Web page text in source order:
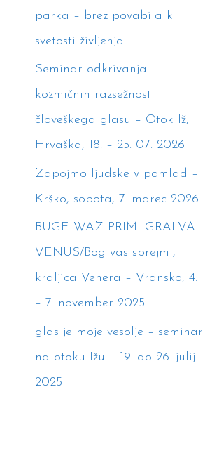
parka – brez povabila k
svetosti življenja
Seminar odkrivanja
kozmičnih razsežnosti
človeškega glasu – Otok Iž,
Hrvaška, 18. – 25. 07. 2026
Zapojmo ljudske v pomlad –
Krško, sobota, 7. marec 2026
BUGE WAZ PRIMI GRALVA
VENUS/Bog vas sprejmi,
kraljica Venera – Vransko, 4.
– 7. november 2025
glas je moje vesolje – seminar
na otoku Ižu – 19. do 26. julij
2025